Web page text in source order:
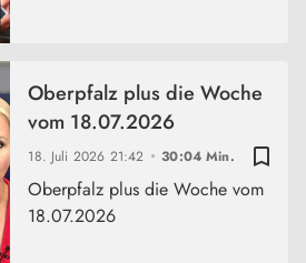
bookmark_border
18. Juli 2026 21:42 30:04 Min.
Oberpfalz plus die Woche
vom 18.07.2026
Oberpfalz plus die Woche vom
18.07.2026